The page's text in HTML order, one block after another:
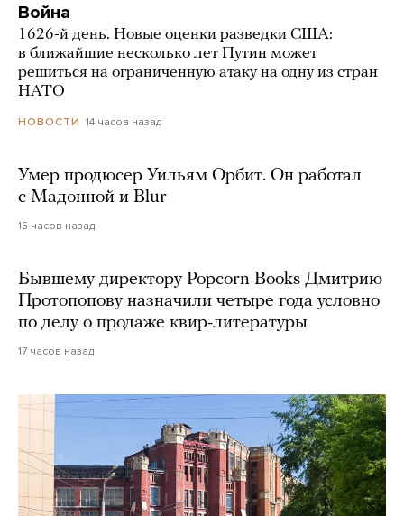
Война
1626-й день. Новые оценки разведки США:
в ближайшие несколько лет Путин может
решиться на ограниченную атаку на одну из стран
НАТО
НОВОСТИ 14 часов назад
Умер продюсер Уильям Орбит. Он работал
с Мадонной и Blur
15 часов назад
Бывшему директору Popcorn Books Дмитрию
Протопопову назначили четыре года условно
по делу о продаже квир-литературы
17 часов назад